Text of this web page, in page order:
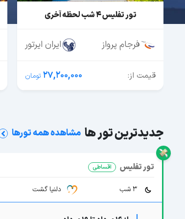
تور ارمنستان
دلنیا گشت کاسپین
قیمت از: 54,190,000
جدیدترین تور ها مشاهده همه تورها
تور تفلیس اقساطی
دلنیا گشت